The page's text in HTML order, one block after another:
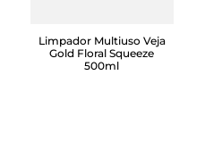
Limpador Multiuso Veja
Gold Floral Squeeze
500ml